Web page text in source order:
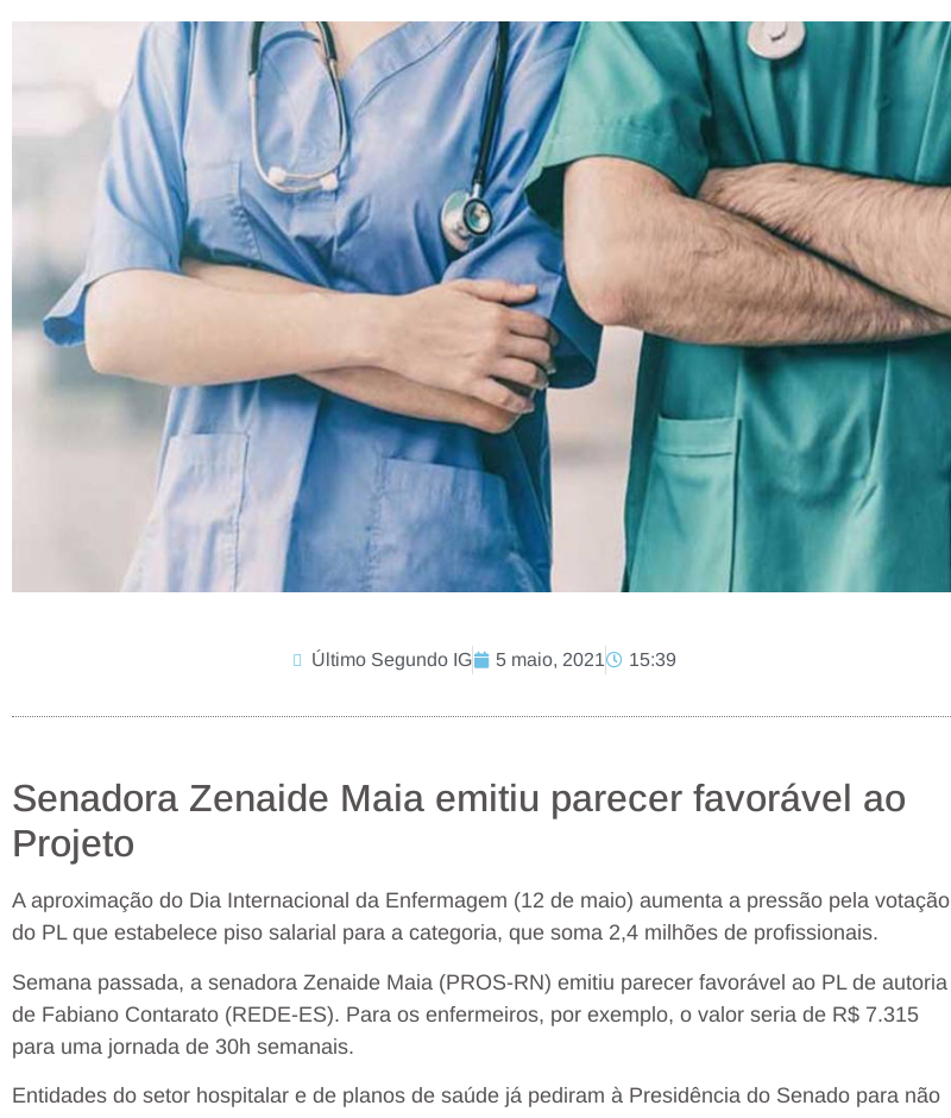
Último Segundo IG 5 maio, 2021 15:39
Senadora Zenaide Maia emitiu parecer favorável ao
Projeto
A aproximação do Dia Internacional da Enfermagem (12 de maio) aumenta a pressão pela votação
do PL que estabelece piso salarial para a categoria, que soma 2,4 milhões de profissionais.
Semana passada, a senadora Zenaide Maia (PROS-RN) emitiu parecer favorável ao PL de autoria
de Fabiano Contarato (REDE-ES). Para os enfermeiros, por exemplo, o valor seria de R$ 7.315
para uma jornada de 30h semanais.
Entidades do setor hospitalar e de planos de saúde já pediram à Presidência do Senado para não